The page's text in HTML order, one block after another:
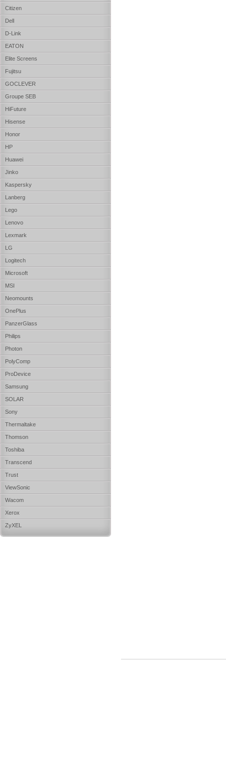
Citizen
Dell
D-Link
EATON
Elite Screens
Fujitsu
GOCLEVER
Groupe SEB
HiFuture
Hisense
Honor
HP
Huawei
Jinko
Kaspersky
Lanberg
Lego
Lenovo
Lexmark
LG
Logitech
Microsoft
MSI
Neomounts
OnePlus
PanzerGlass
Philips
Photon
PolyComp
ProDevice
Samsung
SOLAR
Sony
Thermaltake
Thomson
Toshiba
Transcend
Trust
ViewSonic
Wacom
Xerox
ZyXEL